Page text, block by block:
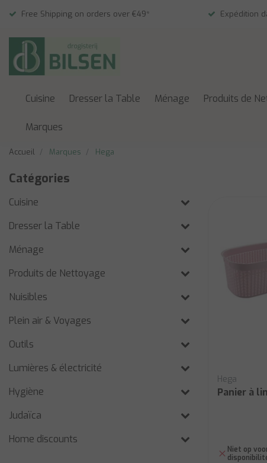
Free Shipping on orders over €49* Expédition
Cuisine Dresser la Table Ménage Produits de
Marques
Accueil Marques Hega
Catégories
Cuisine
Dresser la Table
Ménage
Produits de Nettoyage
Nuisibles
Plein air & Voyages
Outils
Lumières & électricité
Hygiène
Judaïca
Home discounts
Hega
Panier à
Niet op